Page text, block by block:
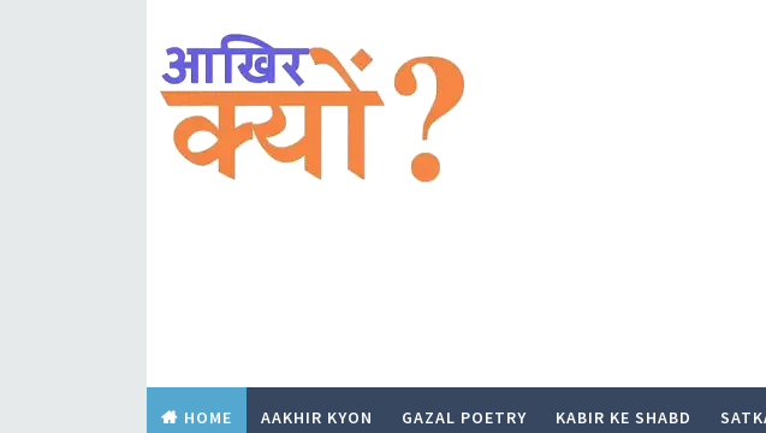
HOME AAKHIR KYON GAZAL POETRY KABIR KE SHABD